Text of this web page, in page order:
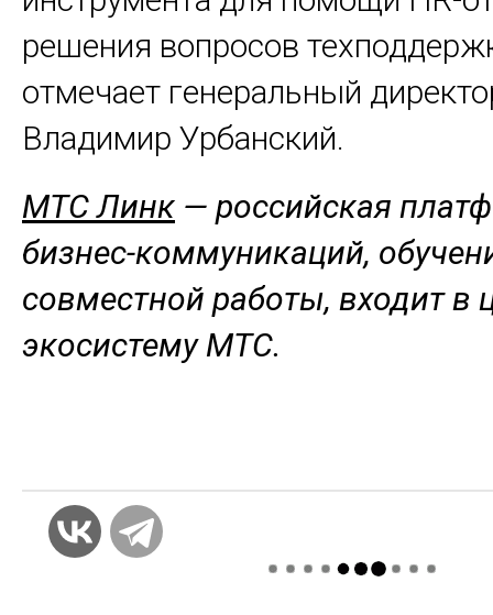
решения вопросов
отмечает генеральный
Владимир Урбанский.
МТС Линк — российская
бизнес-коммуникаций,
совместной работы, входит в
экосистему МТС.